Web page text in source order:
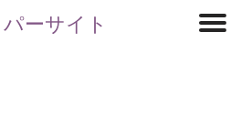
ーサイト